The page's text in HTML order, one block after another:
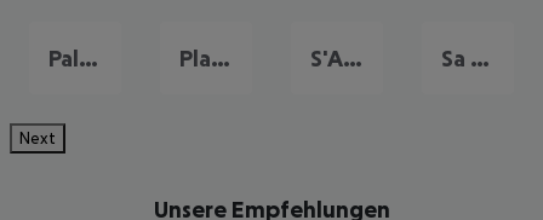
Palma Nova Playa de Palma S'Arenal Sa Coma
Next
Unsere Empfehlungen